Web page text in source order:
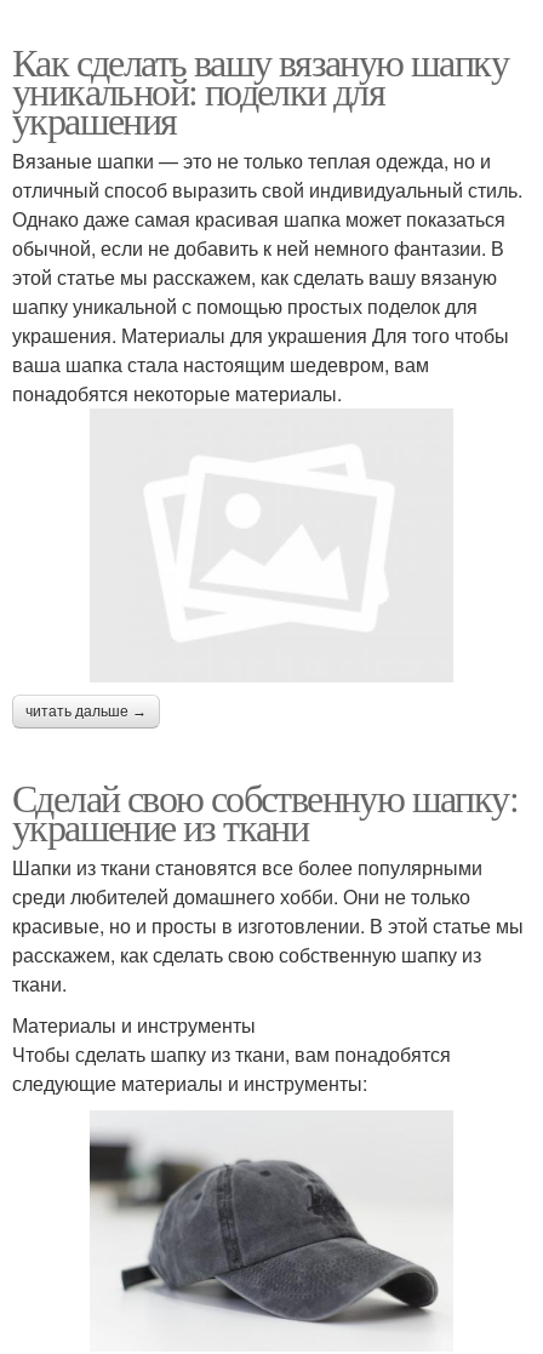
Как сделать вашу вязаную шапку
уникальной: поделки для
украшения
Вязаные шапки — это не только теплая одежда, но и
отличный способ выразить свой индивидуальный стиль.
Однако даже самая красивая шапка может показаться
обычной, если не добавить к ней немного фантазии. В
этой статье мы расскажем, как сделать вашу вязаную
шапку уникальной с помощью простых поделок для
украшения. Материалы для украшения Для того чтобы
ваша шапка стала настоящим шедевром, вам
понадобятся некоторые материалы.
читать дальше →
Сделай свою собственную шапку:
украшение из ткани
Шапки из ткани становятся все более популярными
среди любителей домашнего хобби. Они не только
красивые, но и просты в изготовлении. В этой статье мы
расскажем, как сделать свою собственную шапку из
ткани.
Материалы и инструменты
Чтобы сделать шапку из ткани, вам понадобятся
следующие материалы и инструменты: